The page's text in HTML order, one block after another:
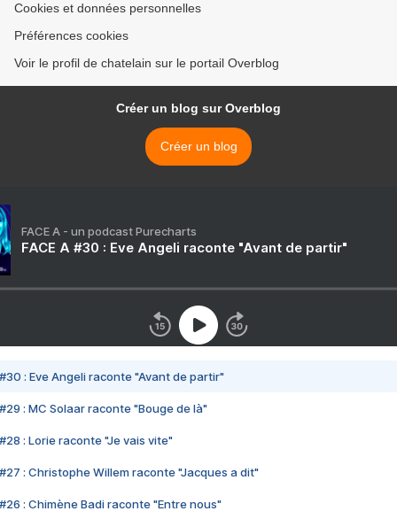
Cookies et données personnelles
Préférences cookies
Voir le profil de chatelain sur le portail Overblog
Créer un blog sur Overblog
Créer un blog
FACE A - un podcast Purecharts
FACE A #30 : Eve Angeli raconte "Avant de partir"
#30 : Eve Angeli raconte "Avant de partir"
#29 : MC Solaar raconte "Bouge de là"
#28 : Lorie raconte "Je vais vite"
#27 : Christophe Willem raconte "Jacques a dit"
#26 : Chimène Badi raconte "Entre nous"